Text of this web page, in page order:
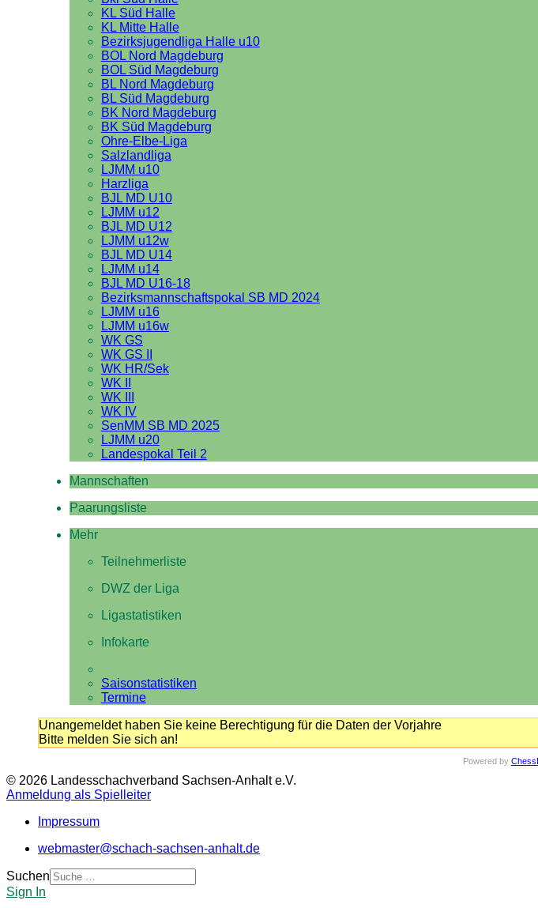
KL Süd Halle
KL Mitte Halle
Bezirksjugendliga Halle u10
BOL Nord Magdeburg
BOL Süd Magdeburg
BL Nord Magdeburg
BL Süd Magdeburg
BK Nord Magdeburg
BK Süd Magdeburg
Ohre-Elbe-Liga
Salzlandliga
LJMM u10
Harzliga
BJL MD U10
LJMM u12
BJL MD U12
LJMM u12w
BJL MD U14
LJMM u14
BJL MD U16-18
Bezirksmannschaftspokal SB MD 2024
LJMM u16
LJMM u16w
WK GS
WK GS II
WK HR/Sek
WK II
WK III
WK IV
SenMM SB MD 2025
LJMM u20
Landespokal Teil 2
Mannschaften
Paarungsliste
Mehr
Teilnehmerliste
DWZ der Liga
Ligastatistiken
Infokarte
Saisonstatistiken
Termine
Unangemeldet haben Sie keine Berechtigung für die Daten der Vorjahre
Bitte melden Sie sich an!
Powered by
© 2026 Landesschachverband Sachsen-Anhalt e.V.
Anmeldung als Spielleiter
Impressum
webmaster@schach-sachsen-anhalt.de
Suchen
Sign In